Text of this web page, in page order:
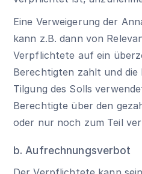
Eine Verweigerung der
kann z.B. dann von
Verpflichtete auf ein
Berechtigten zahlt und die
Tilgung des Solls
Berechtigte über den
oder nur noch zum Teil
b. Aufrechnungsverbot